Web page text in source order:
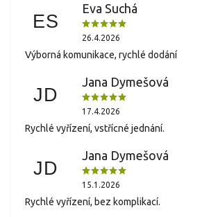
ES
Eva Suchá
26.4.2026
Výborná komunikace, rychlé dodání
JD
Jana Dymešová
17.4.2026
Rychlé vyřízení, vstřícné jednání.
JD
Jana Dymešová
15.1.2026
Rychlé vyřízení, bez komplikací.